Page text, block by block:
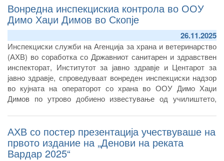
Вонредна инспекцискиа контрола во ООУ
Димо Хаџи Димов во Скопје
26.11.2025
Инспекциски служби на Агенција за храна и ветеринарство
(АХВ) во соработка со Државниот санитарен и здравствен
инспекторат, Институтот за јавно здравје и Центарот за
јавно здравје, спроведуваат вонреден инспекциски надзор
во кујната на операторот со храна во ООУ Димо Хаџи
Димов по утрово добиено известување од училиштето,
АХВ со постер презентација учествуваше на
првото издание на „Денови на реката
Вардар 2025“